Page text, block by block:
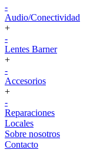
-
Audio/Conectividad
+
-
Lentes Barner
+
-
Accesorios
+
-
Reparaciones
Locales
Sobre nosotros
Contacto